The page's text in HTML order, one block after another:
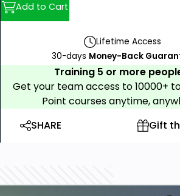
Add to Cart
Lifetime Access
30-days Money-Back
Training 5 or more
Get your team access to 10000+
Point courses anytime,
SHARE
Gift